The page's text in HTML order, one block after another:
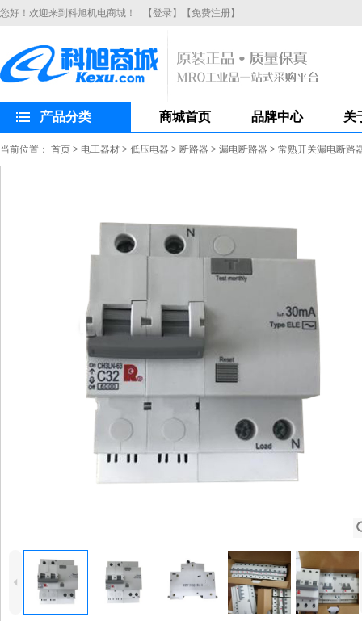
您好！欢迎来到科旭机电商城！ 【登录】 【免费注册】
产品分类 商城首页 品牌中心 关
当前位置： 首页 > 电工器材 > 低压电器 > 断路器 > 漏电断路器 > 常熟开关漏电断路
4